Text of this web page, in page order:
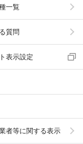
一覧
質問
表示設定
者等に関する表示